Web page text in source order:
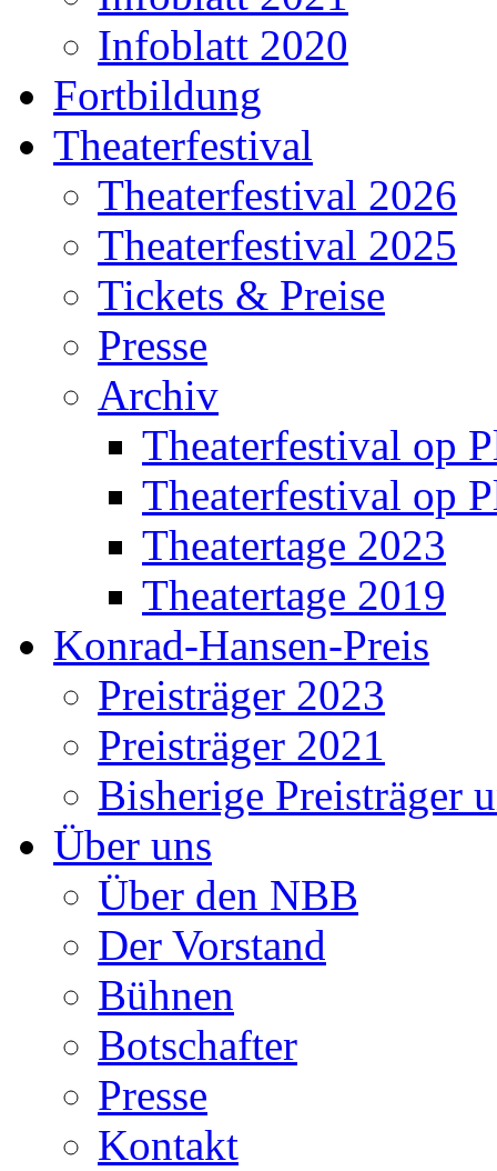
Infoblatt 2020
Fortbildung
Theaterfestival
Theaterfestival 2026
Theaterfestival 2025
Tickets & Preise
Presse
Archiv
Theaterfestival op
Theaterfestival op
Theatertage 2023
Theatertage 2019
Konrad-Hansen-Preis
Preisträger 2023
Preisträger 2021
Bisherige Preisträger
Über uns
Über den NBB
Der Vorstand
Bühnen
Botschafter
Presse
Kontakt